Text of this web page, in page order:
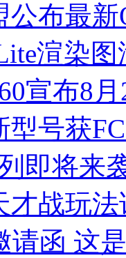
公布最
渲染
宣布8
号获
即将来
才战玩法
请函 这